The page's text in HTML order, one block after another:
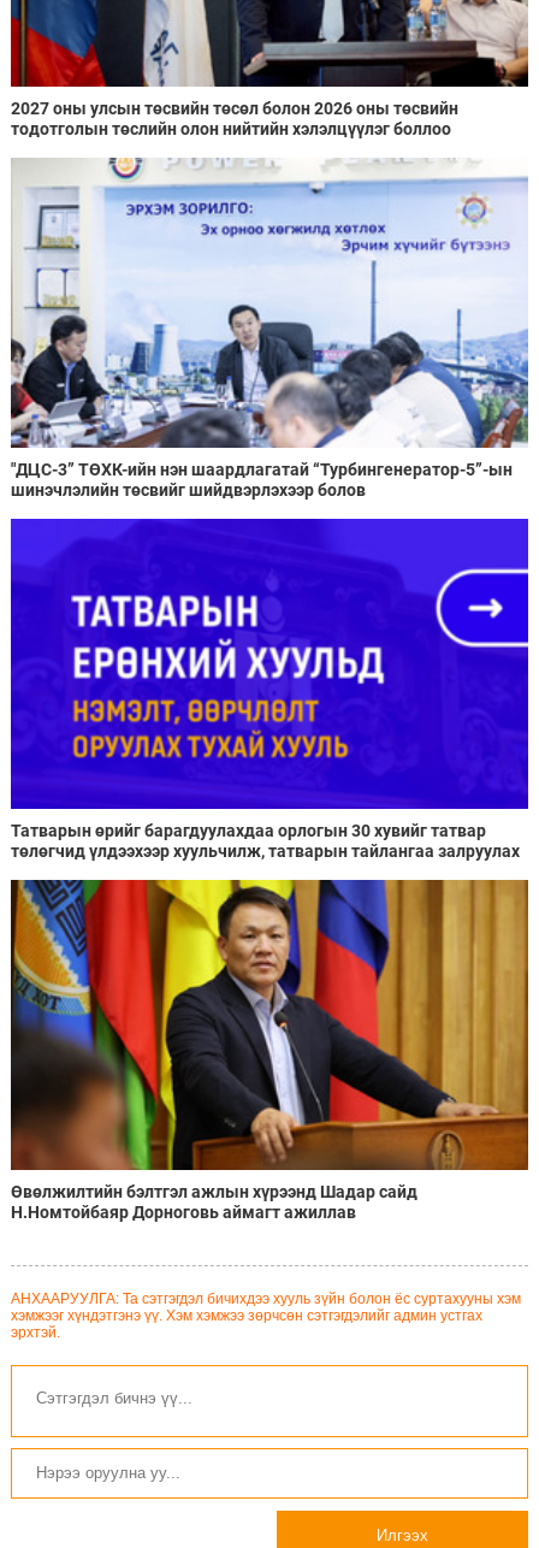
2027 оны улсын төсвийн төсөл болон 2026 оны төсвийн
тодотголын төслийн олон нийтийн хэлэлцүүлэг боллоо
"ДЦС-3” ТӨХК-ийн нэн шаардлагатай “Турбингенератор-5”-ын
шинэчлэлийн төсвийг шийдвэрлэхээр болов
Татварын өрийг барагдуулахдаа орлогын 30 хувийг татвар
төлөгчид үлдээхээр хуульчилж, татварын тайлангаа залруулах
Өвөлжилтийн бэлтгэл ажлын хүрээнд Шадар сайд
Н.Номтойбаяр Дорноговь аймагт ажиллав
АНХААРУУЛГА: Та сэтгэгдэл бичихдээ хууль зүйн болон ёс суртахууны хэм
хэмжээг хүндэтгэнэ үү. Хэм хэмжээ зөрчсөн сэтгэгдэлийг админ устгах
эрхтэй.
Илгээх